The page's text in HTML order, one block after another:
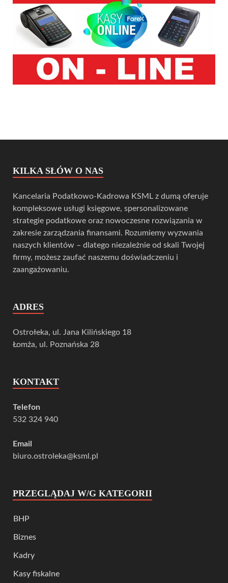
KILKA SŁÓW O NAS
Kancelaria Podatkowo-Kadrowa KSML z dumą oferuje
kompleksowe usługi księgowe, spersonalizowane
strategie podatkowe oraz nowoczesne rozwiązania w
zakresie zarządzania finansami. Rozumiemy wyzwania
naszych klientów – dlatego niezależnie od skali Twojej
firmy, możesz zaufać naszemu doświadczeniu i
zaangażowaniu.
ADRES
Ostrołeka, ul. Jana Kilińskiego 18
Łomża, ul. Poznańska 28
KONTAKT
Telefon
532 324 940
Email
biuro.ostroleka@ksml.pl
PRZEGLĄDAJ W/G KATEGORII
BHP
Biznes
Kadry
Kasy fiskalne